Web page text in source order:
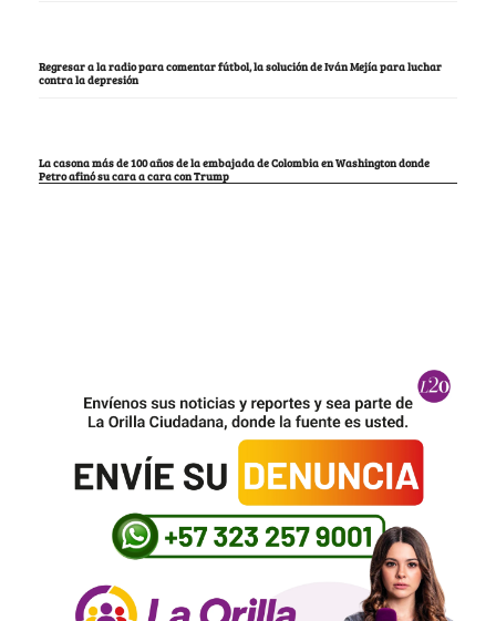
Regresar a la radio para comentar fútbol, la solución de Iván Mejía para luchar
contra la depresión
La casona más de 100 años de la embajada de Colombia en Washington donde
Petro afinó su cara a cara con Trump